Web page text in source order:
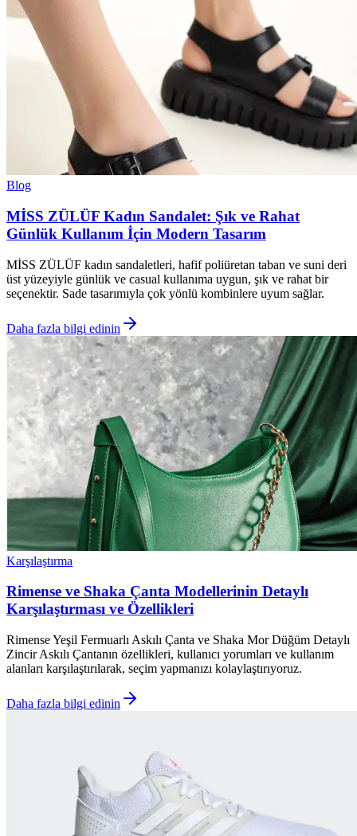
Blog
MİSS ZÜLÜF Kadın Sandalet: Şık ve Rahat
Günlük Kullanım İçin Modern Tasarım
MİSS ZÜLÜF kadın sandaletleri, hafif poliüretan taban ve suni deri
üst yüzeyiyle günlük ve casual kullanıma uygun, şık ve rahat bir
seçenektir. Sade tasarımıyla çok yönlü kombinlere uyum sağlar.
Daha fazla bilgi edinin
Karşılaştırma
Rimense ve Shaka Çanta Modellerinin Detaylı
Karşılaştırması ve Özellikleri
Rimense Yeşil Fermuarlı Askılı Çanta ve Shaka Mor Düğüm Detaylı
Zincir Askılı Çantanın özellikleri, kullanıcı yorumları ve kullanım
alanları karşılaştırılarak, seçim yapmanızı kolaylaştırıyoruz.
Daha fazla bilgi edinin